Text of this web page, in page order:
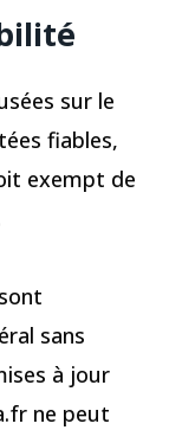
sur le
fiables,
exempt de
sans
à jour
ne peut